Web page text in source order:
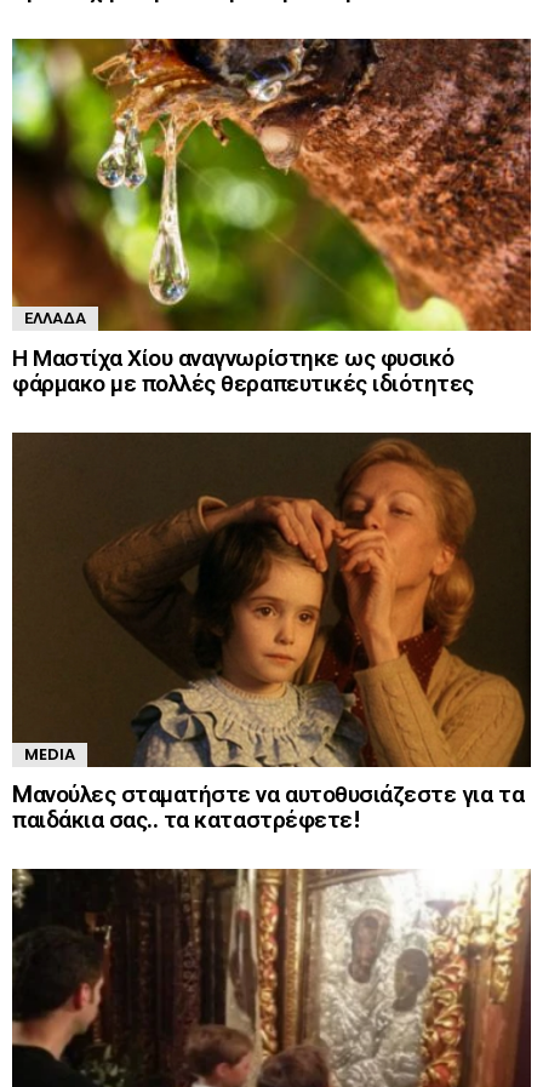
ΕΛΛΆΔΑ
Η Μαστίχα Χίου αναγνωρίστηκε ως φυσικό
φάρμακο με πολλές θεραπευτικές ιδιότητες
MEDIA
Mανούλες σταματήστε να αυτοθυσιάζεστε για τα
παιδάκια σας.. τα καταστρέφετε!